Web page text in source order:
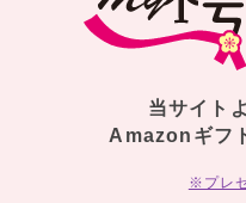
当サイト
Amazonギフ
※プレ